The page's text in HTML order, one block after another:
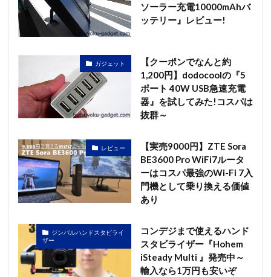
ソーラー充電10000mAhバ
ッテリー』レビュー!
ガジェット
【クーポンでなんと約
1,200円】dodocoolの『5
ポート 40W USB急速充電
器』を試してみた!コスパは
抜群～
レビュー
【実売9000円】ZTE Sora
BE3600 Pro WiFi7ルータ
ーはコスパ最強のWi-Fi 7入
門機として乗り換える価値
あり
ジンバルハンドスタビライ
ザー
コンデジまで使えるハンド
スタビライザー『Hohem
iSteady Multi 』発売中～
輸入なら1万円も安いぞ